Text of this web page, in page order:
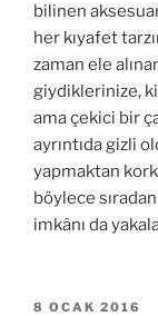
bilinen
her kıyafet
zaman ele
giydiklerinize,
ama çekici bir
ayrıntıda gizli
yapmaktan
böylece
imkânı da
YAYIM
8 OCAK 2016